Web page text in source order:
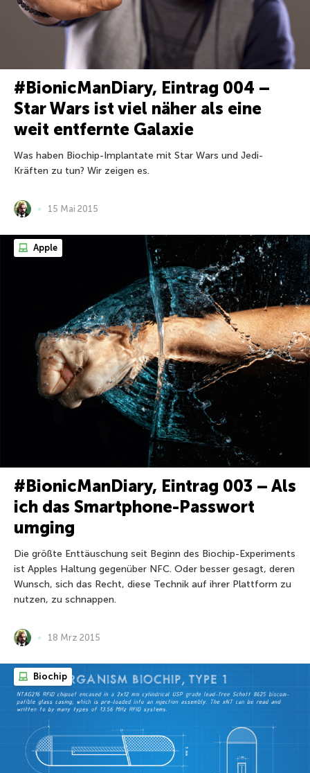
#BionicManDiary, Eintrag 004 –
Star Wars ist viel näher als eine
weit entfernte Galaxie
Was haben Biochip-Implantate mit Star Wars und Jedi-
Kräften zu tun? Wir zeigen es.
15 Mai 2015
Apple
#BionicManDiary, Eintrag 003 – Als
ich das Smartphone-Passwort
umging
Die größte Enttäuschung seit Beginn des Biochip-Experiments
ist Apples Haltung gegenüber NFC. Oder besser gesagt, deren
Wunsch, sich das Recht, diese Technik auf ihrer Plattform zu
nutzen, zu schnappen.
18 Mrz 2015
Biochip